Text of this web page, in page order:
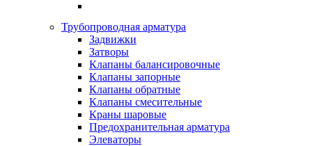
Трубопроводная арматура
Задвижки
Затворы
Клапаны балансировочные
Клапаны запорные
Клапаны обратные
Клапаны смесительные
Краны шаровые
Предохранительная арматура
Элеваторы